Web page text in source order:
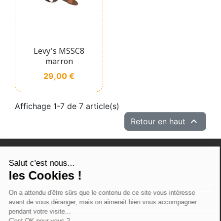
Levy's MSSC8
marron
Prix
29,00 €
Affichage 1-7 de 7 article(s)
Retour en haut 
PRODUITS
NOTRE SOCIÉTÉ
VOTRE COMPTE
Salut c'est nous...
les Cookies !
On a attendu d'être sûrs que le contenu de ce site vous intéresse
avant de vous déranger, mais on aimerait bien vous accompagner
pendant votre visite...